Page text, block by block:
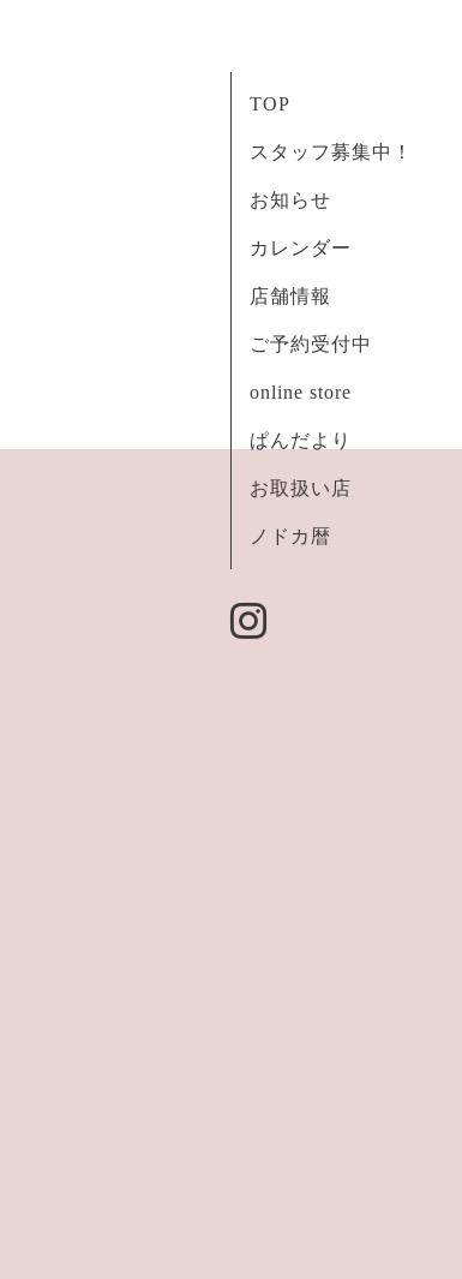
TOP
スタッフ募集中！
お知らせ
カレンダー
店舗情報
ご予約受付中
online store
ぱんだより
お取扱い店
ノドカ暦